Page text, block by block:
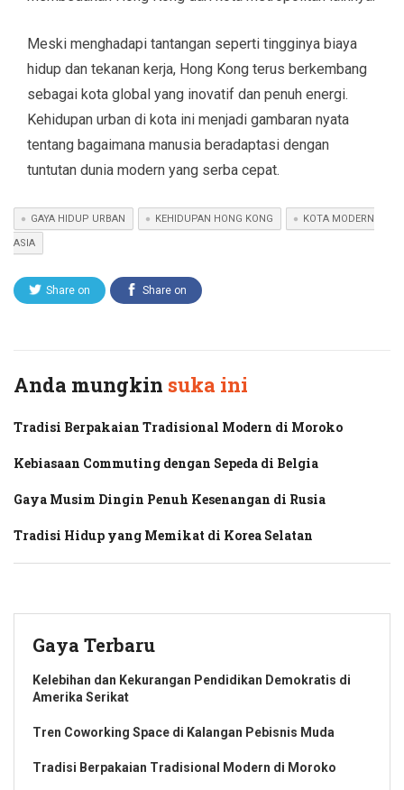
Meski menghadapi tantangan seperti tingginya biaya
hidup dan tekanan kerja, Hong Kong terus berkembang
sebagai kota global yang inovatif dan penuh energi.
Kehidupan urban di kota ini menjadi gambaran nyata
tentang bagaimana manusia beradaptasi dengan
tuntutan dunia modern yang serba cepat.
GAYA HIDUP URBAN KEHIDUPAN HONG KONG KOTA MODERN
ASIA
Share on Share on
Anda mungkin suka ini
Tradisi Berpakaian Tradisional Modern di Moroko
Kebiasaan Commuting dengan Sepeda di Belgia
Gaya Musim Dingin Penuh Kesenangan di Rusia
Tradisi Hidup yang Memikat di Korea Selatan
Gaya Terbaru
Kelebihan dan Kekurangan Pendidikan Demokratis di
Amerika Serikat
Tren Coworking Space di Kalangan Pebisnis Muda
Tradisi Berpakaian Tradisional Modern di Moroko